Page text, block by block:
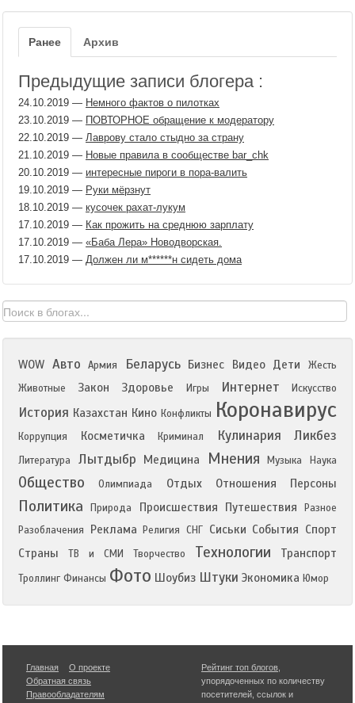
Ранее Архив
Предыдущие записи блогера :
24.10.2019 — Немного фактов о пилотках
23.10.2019 — ПОВТОРНОЕ обращение к модератору
22.10.2019 — Лаврову стало стыдно за страну
21.10.2019 — Новые правила в сообществе bar_chk
20.10.2019 — интересные пироги в пора-валить
19.10.2019 — Руки мёрзнут
18.10.2019 — кусочек рахат-лукум
17.10.2019 — Как прожить на среднюю зарплату
17.10.2019 — «Баба Лера» Новодворская.
17.10.2019 — Должен ли м​******н сидеть дома
WOW Авто Армия Беларусь Бизнес Видео Дети
Жесть
Животные
Закон Здоровье Игры Интернет Искусство
История Казахстан Кино Конфликты Коронавирус
Коррупция Косметичка Криминал Кулинария Ликбез
Литература Лытдыбр Медицина Мнения Музыка Наука
Общество Олимпиада Отдых Отношения Персоны
Политика Природа Происшествия Путешествия
Разное
Разоблачения
Реклама Религия СНГ Сиськи События Спорт
Страны
ТВ и СМИ Творчество Технологии Транспорт
Троллинг Финансы Фото Шоубиз Штуки Экономика Юмор
Главная
О проекте
Обратная связь
Правообладателям
Рейтинг топ блогов
упорядоченных по количеству
посетителей, ссылок и